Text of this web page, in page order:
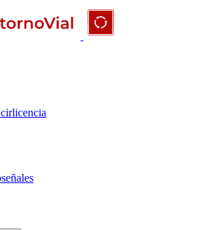
licencia
señales